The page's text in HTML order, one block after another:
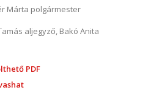
Márta polgármester
aljegyző, Bakó Anita
PDF